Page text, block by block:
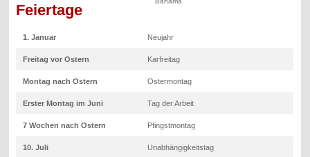
Feiertage
1. Januar Neujahr
Freitag vor Ostern Karfreitag
Montag nach Ostern Ostermontag
Erster Montag im Juni Tag der Arbeit
7 Wochen nach Ostern Pfingstmontag
10. Juli Unabhängigkeitstag